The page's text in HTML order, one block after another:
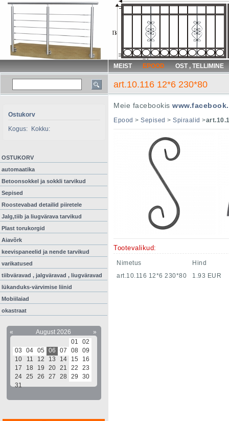
MEIST EPOOD OST , TELLIMINE
art.10.116 12*6 230*80
Ostukorv
Kogus:
Kokku:
OSTUKORV
automaatika
Betoonsokkel ja sokkli tarvikud
Sepised
Roostevabad detailid piiretele
Jalg,tiib ja liugvärava tarvikud
Plast torukorgid
Aiavõrk
keevispaneelid ja nende tarvikud
varikatused
tiibväravad , jalgväravad , liugväravad
lükanduks-värvimise liinid
Mobiilaiad
okastraat
« August 2026
»
01
02
03
04 05 06 07 08 09
10
11 12 13 14 15
16
17
18 19 20 21 22
23
24 25 26 27 28 29
30
31
Meie facebookis
Epood > Sepised > Spiraalid >
Tootevalikud:
Nimetus
Hind
art.10.116 12*6 230*80
1.93 EUR